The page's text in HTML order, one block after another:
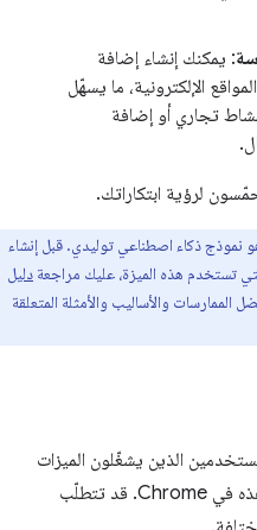
إنشاء إضافة
الإلكترونية، ما يسهّل
تجاري أو إضافة
ابتكاراتك.
ذكاء اصطناعي توليدي. قبل إنشاء
هذه الميزة، عليك مراجعةدليل
والأساليب والأمثلة المتعلقة
الذين يشغّلون الميزات
باستخدام واجهات برمجة التطبيقات هذه في Chrome. قد تتطلّب